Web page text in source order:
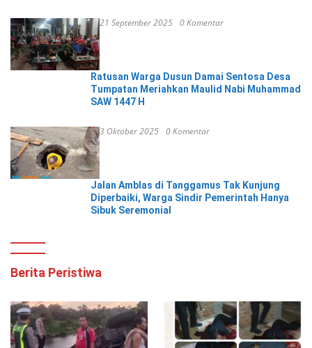
21 September 2025 0 Komentar
Ratusan Warga Dusun Damai Sentosa Desa
Tumpatan Meriahkan Maulid Nabi Muhammad
SAW 1447 H
3 Oktober 2025 0 Komentar
Jalan Amblas di Tanggamus Tak Kunjung
Diperbaiki, Warga Sindir Pemerintah Hanya
Sibuk Seremonial
Berita Peristiwa